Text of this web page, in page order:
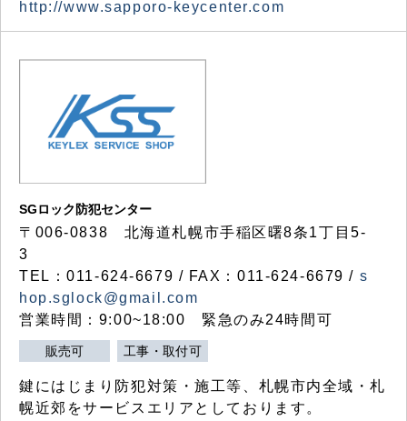
http://www.sapporo-keycenter.com
SGロック防犯センター
〒006-0838 北海道札幌市手稲区曙8条1丁目5-
3
TEL：011-624-6679 / FAX：011-624-6679 / s
hop.sglock@gmail.com
営業時間：9:00~18:00 緊急のみ24時間可
販売可 工事・取付可
鍵にはじまり防犯対策・施工等、札幌市内全域・札
幌近郊をサービスエリアとしております。